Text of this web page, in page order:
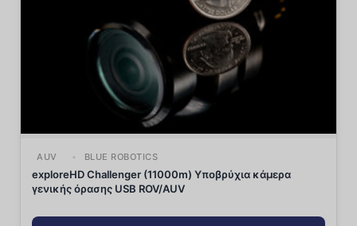
AUV BLUE ROBOTICS
exploreHD Challenger (11000m) Υποβρύχια κάμερα
γενικής όρασης USB ROV/AUV